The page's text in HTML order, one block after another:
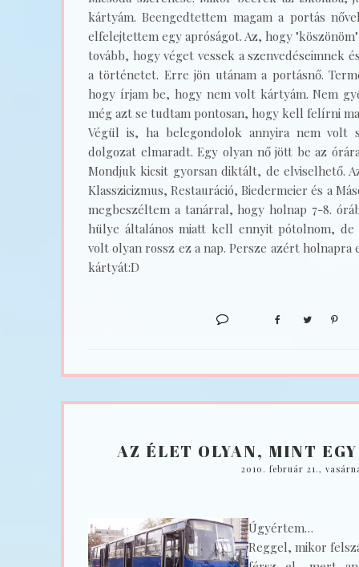
kártyám. Beengedtettem magam a portás
elfelejtettem egy apróságot. Az, hogy
tovább, hogy véget vessek a szenvedéseimnek
a történetet. Erre jön utánam a portásnő.
hogy írjam be, hogy nem volt kártyám. Nem
még azt se tudtam pontosan, hogy kell felírni
Végül is, ha belegondolok annyira nem volt
dolgozat elmaradt. Egy olyan nő jött be az
Mondjuk kicsit gyorsan diktált, de elviselhető.
Klasszicizmus, Restauráció, Biedermeier és a
megbeszéltem a tanárral, hogy holnap 7-8.
hülye általános miatt kell ennyit pótolnom, de
volt olyan rossz ez a nap. Persze azért
kártyát:D
AZ ÉLET OLYAN, MINT
2010. február 21.,
Úgyértem…
Reggel, mikor